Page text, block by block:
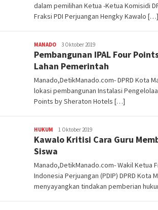
dalam pemilihan Ketua -Ketua Komisidi
Fraksi PDI Perjuangan Hengky Kawalo […]
MANADO Redaktur
DetikManado
3 Oktober 2019
Pembangunan IPAL Four
Lahan Pemerintah
Manado,DetikManado.com- DPRD Kota
lokasi pembangunan Instalasi
Points by Sheraton Hotels […]
HUKUM Redaktur
DetikManado
1 Oktober 2019
Kawalo Kritisi Cara Guru
Siswa
Manado,DetikManado.com- Wakil Ketua
Indonesia Perjuangan (PDIP) DPRD Kota
menyayangkan tindakan pemberian